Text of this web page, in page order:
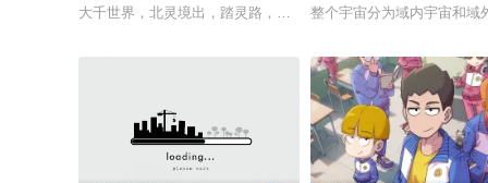
大千世界，北灵境出，踏灵路，伐罗天，剑斩诛邪永定乾坤，万
整个宇宙分为域内宇宙和域